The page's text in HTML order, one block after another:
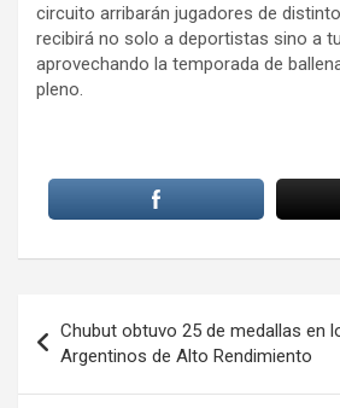
circuito arribarán jugadores de
recibirá no solo a deportistas sino a
aprovechando la temporada de
pleno.
de
entradas
Chubut obtuvo 25 de medallas en
Argentinos de Alto Rendimiento